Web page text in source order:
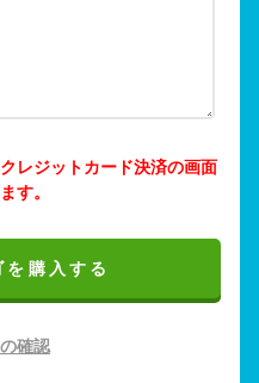
レジットカード決済の画面
す。
を購入する
確認